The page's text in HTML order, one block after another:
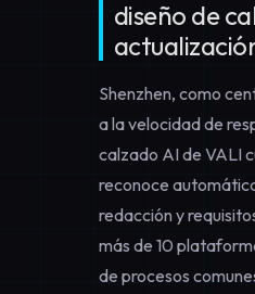
diseño de
Shenzhen, como
a la velocidad de
calzado AI de VALI
reconoce
redacción y
más de 10
de procesos